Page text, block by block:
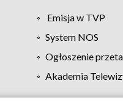
Emisja w TVP
System NOS
Ogłoszenie
Akademia